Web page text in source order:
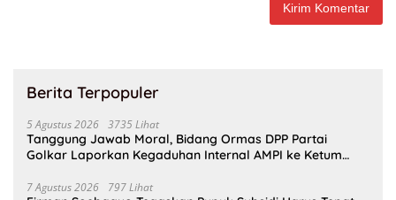
Berita Terpopuler
5 Agustus 2026 3735 Lihat
Tanggung Jawab Moral, Bidang Ormas DPP Partai
Golkar Laporkan Kegaduhan Internal AMPI ke Ketum
7 Agustus 2026 797 Lihat